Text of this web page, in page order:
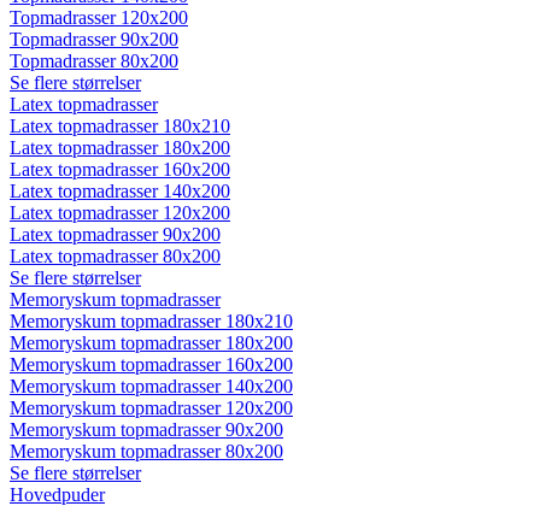
Topmadrasser 120x200
Topmadrasser 90x200
Topmadrasser 80x200
Se flere størrelser
Latex topmadrasser
Latex topmadrasser 180x210
Latex topmadrasser 180x200
Latex topmadrasser 160x200
Latex topmadrasser 140x200
Latex topmadrasser 120x200
Latex topmadrasser 90x200
Latex topmadrasser 80x200
Se flere størrelser
Memoryskum topmadrasser
Memoryskum topmadrasser 180x210
Memoryskum topmadrasser 180x200
Memoryskum topmadrasser 160x200
Memoryskum topmadrasser 140x200
Memoryskum topmadrasser 120x200
Memoryskum topmadrasser 90x200
Memoryskum topmadrasser 80x200
Se flere størrelser
Hovedpuder